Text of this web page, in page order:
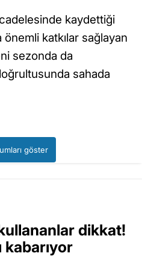
kaydettiği
önemli katkılar sağlayan
sezonda da
sahada
göster
dikkat!
kabarıyor